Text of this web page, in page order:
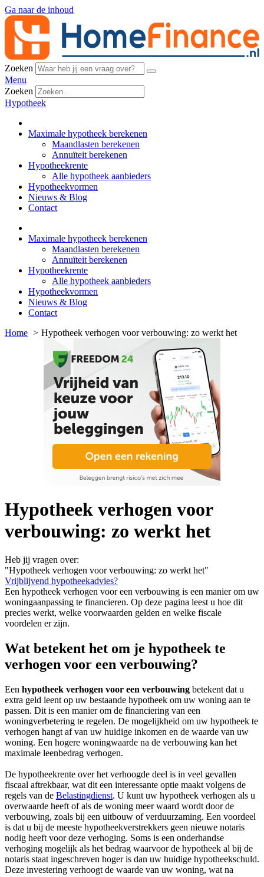
Ga naar de inhoud
Zoeken
Menu
Zoeken
Hypotheek
Maximale hypotheek berekenen
Maandlasten berekenen
Annuïteit berekenen
Hypotheekrente
Alle hypotheek aanbieders
Hypotheekvormen
Nieuws & Blog
Contact
Maximale hypotheek berekenen
Maandlasten berekenen
Annuïteit berekenen
Hypotheekrente
Alle hypotheek aanbieders
Hypotheekvormen
Nieuws & Blog
Contact
Home
Hypotheek verhogen voor verbouwing: zo werkt het
Hypotheek verhogen voor
verbouwing: zo werkt het
Heb jij vragen over:
"Hypotheek verhogen voor verbouwing: zo werkt het"
Vrijblijvend hypotheekadvies?
Een hypotheek verhogen voor een verbouwing is een manier om uw
woningaanpassing te financieren. Op deze pagina leest u hoe dit
precies werkt, welke voorwaarden gelden en welke fiscale
voordelen er zijn.
Wat betekent het om je hypotheek te
verhogen voor een verbouwing?
Een hypotheek verhogen voor een verbouwing betekent dat u
extra geld leent op uw bestaande hypotheek om uw woning aan te
passen. Dit is een manier om de financiering van een
woningverbetering te regelen. De mogelijkheid om uw hypotheek te
verhogen hangt af van uw huidige inkomen en de waarde van uw
woning. Een hogere woningwaarde na de verbouwing kan het
maximale leenbedrag verhogen.
De hypotheekrente over het verhoogde deel is in veel gevallen
fiscaal aftrekbaar, wat dit een interessante optie maakt volgens de
regels van de Belastingdienst. U kunt uw hypotheek verhogen als u
overwaarde heeft of als de woning meer waard wordt door de
verbouwing, zoals bij een uitbouw of verduurzaming. Een voordeel
is dat u bij de meeste hypotheekverstrekkers geen nieuwe notaris
nodig heeft voor deze verhoging. Soms is een onderhandse
verhoging mogelijk als het bedrag waarvoor de hypotheek al bij de
notaris staat ingeschreven hoger is dan uw huidige hypotheekschuld.
Deze investering verhoogt de waarde van uw woning, wat na